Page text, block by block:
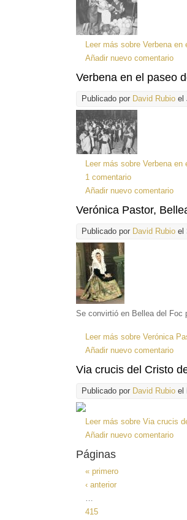
Leer más sobre Verbena en
Añadir nuevo comentario
Verbena en el paseo
Publicado por David Rubio el
Leer más sobre Verbena en
1 comentario
Añadir nuevo comentario
Verónica Pastor,
Publicado por David Rubio el
Se convirtió en Bellea del Foc
Leer más sobre Verónica
Añadir nuevo comentario
Via crucis del Cristo
Publicado por David Rubio el
Leer más sobre Via crucis
Añadir nuevo comentario
Páginas
« primero
‹ anterior
…
415